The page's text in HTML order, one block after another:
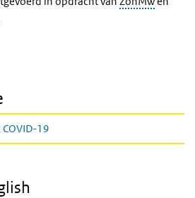
19